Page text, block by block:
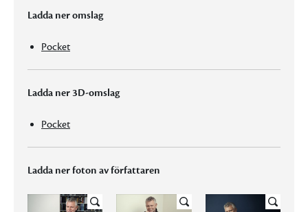
Ladda ner omslag
Pocket
Ladda ner 3D-omslag
Pocket
Ladda ner foton av författaren